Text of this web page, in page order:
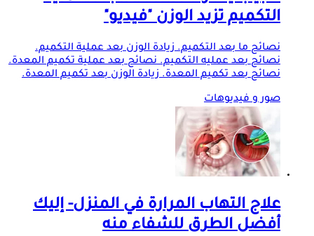
التكميم تزيد الوزن "فيديو"
نصائح ما بعد التكميم. زيادة الوزن بعد عملية التكميم.
نصائح بعد عمليه التكميم. نصائح بعد عملية تكميم المعدة.
نصائح بعد تكميم المعدة. زيادة الوزن بعد تكميم المعدة.
صور و فيديوهات
علاج التهاب المرارة في المنزل- إليك
أفضل الطرق للشفاء منه